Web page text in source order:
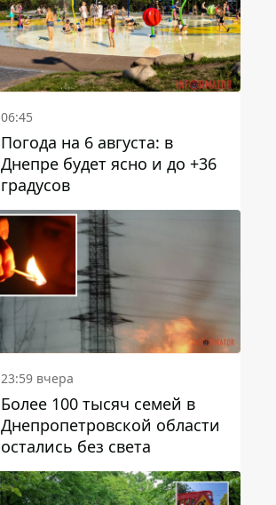
06:45
Погода на 6 августа: в
Днепре будет ясно и до +36
градусов
23:59 вчера
Более 100 тысяч семей в
Днепропетровской области
остались без света